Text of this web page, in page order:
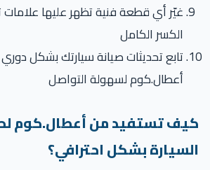
غيّر أي قطعة فنية تظهر عليها علامات
الكسر الكامل
تابع تحديثات صيانة سيارتك بشكل دوري
أعطال.كوم لسهولة التواصل
تستفيد من أعطال.كوم
بشكل احترافي؟